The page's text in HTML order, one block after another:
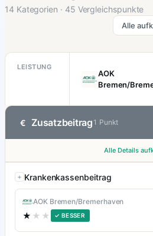
14 Kategorien · 45 Vergleichspunkte
Alle
LEISTUNG
AOK
Bremen/
€ Zusatzbeitrag 1 Punkt
Alle Details
Krankenkassenbeitrag
AOK Bremen/Bremerhaven
★ ★★ ✓ BESSER